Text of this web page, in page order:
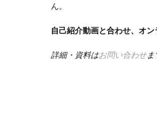
ん。
自己紹介動画と合わせ、オ
詳細・資料はお問い合わせま